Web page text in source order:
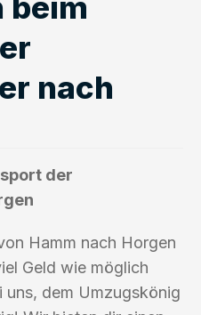
nach
der
Hamm nach Horgen
Geld wie möglich
uns, dem Umzugskönig